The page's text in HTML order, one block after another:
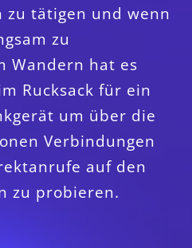
zu tätigen und wenn
zu
Wandern hat es
Rucksack für ein
um über die
Verbindungen
auf den
zu probieren.